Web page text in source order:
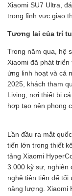
Xiaomi SU7 Ultra,
trong lĩnh vực giao
Tương lai của trí
Trong năm qua, hệ
Xiaomi đã phát
ứng linh hoạt và cá
2025, khách tham
Living, nơi thiết bị
hợp tạo nên phong
Lần đầu ra mắt
tiến lớn trong thiết
tảng Xiaomi
3.000 kỹ sư, nghiên
nghệ tiên tiến để tối
năng lượng. Xiaomi